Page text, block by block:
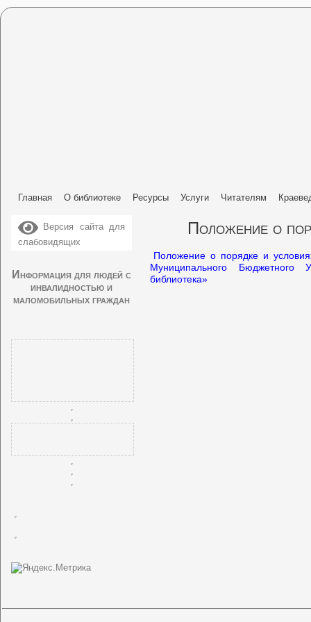
Главная О библиотеке Ресурсы Услуги Читателям
Версия сайта для
слабовидящих
Информация для людей с
инвалидностью и
маломобильных граждан
Положение о
Положение о порядке и
Муниципального Бюджетного
библиотека»